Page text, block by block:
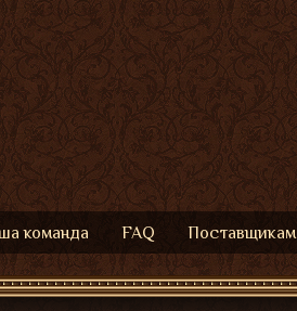
команда FAQ Поставщикам